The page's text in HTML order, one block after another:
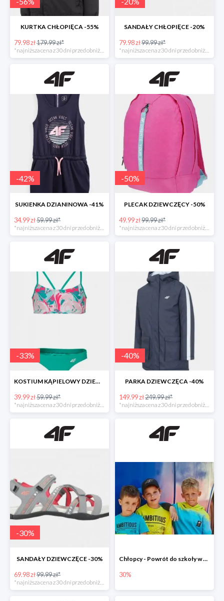
KURTKA CHŁOPIĘCA -55%
79.98 zł179.99 zł*
*najniższa cena z 30 dni przed obniżką
SANDAŁY CHŁOPIĘCE -20%
79.98 zł99.99 zł*
*najniższa cena z 30 dni przed obniżką
-42%
SUKIENKA DZIANINOWA -41%
34.99 zł59.99 zł*
-50%
PLECAK DZIEWCZĘCY -50%
49.99 zł99.99 zł*
-33%
KOSTIUM KĄPIELOWY DZIEWCZĘCY -33%
39.99 zł59.99 zł*
*najniższa cena z 30 dni przed obniżką
-40%
PARKA DZIEWCZĘCA -40%
149.99 zł249.99 zł*
*najniższa cena z 30 dni przed obniżką
-30%
SANDAŁY DZIEWCZĘCE -30%
69.98 zł99.99 zł*
Chłopcy - Powrót do szkoły w 4F do -30%
30%